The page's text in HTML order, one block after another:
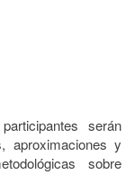
serán
aproximaciones y
sobre